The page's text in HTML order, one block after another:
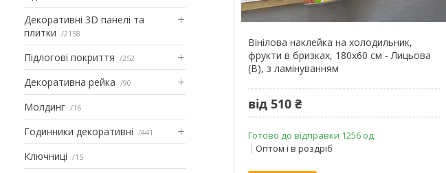
Декоративні 3D панелі та
плитки
2158
Підлогові покриття 252
Декоративна рейка 90
Молдинг 16
Годинники декоративні 441
Ключниці 15
Вінілова наклейка на холодильник,
фрукти в бризках, 180х60 см - Лицьова
(В), з ламінуванням
від 510 ₴
Готово до відправки 1256 од.
Оптом і в роздріб